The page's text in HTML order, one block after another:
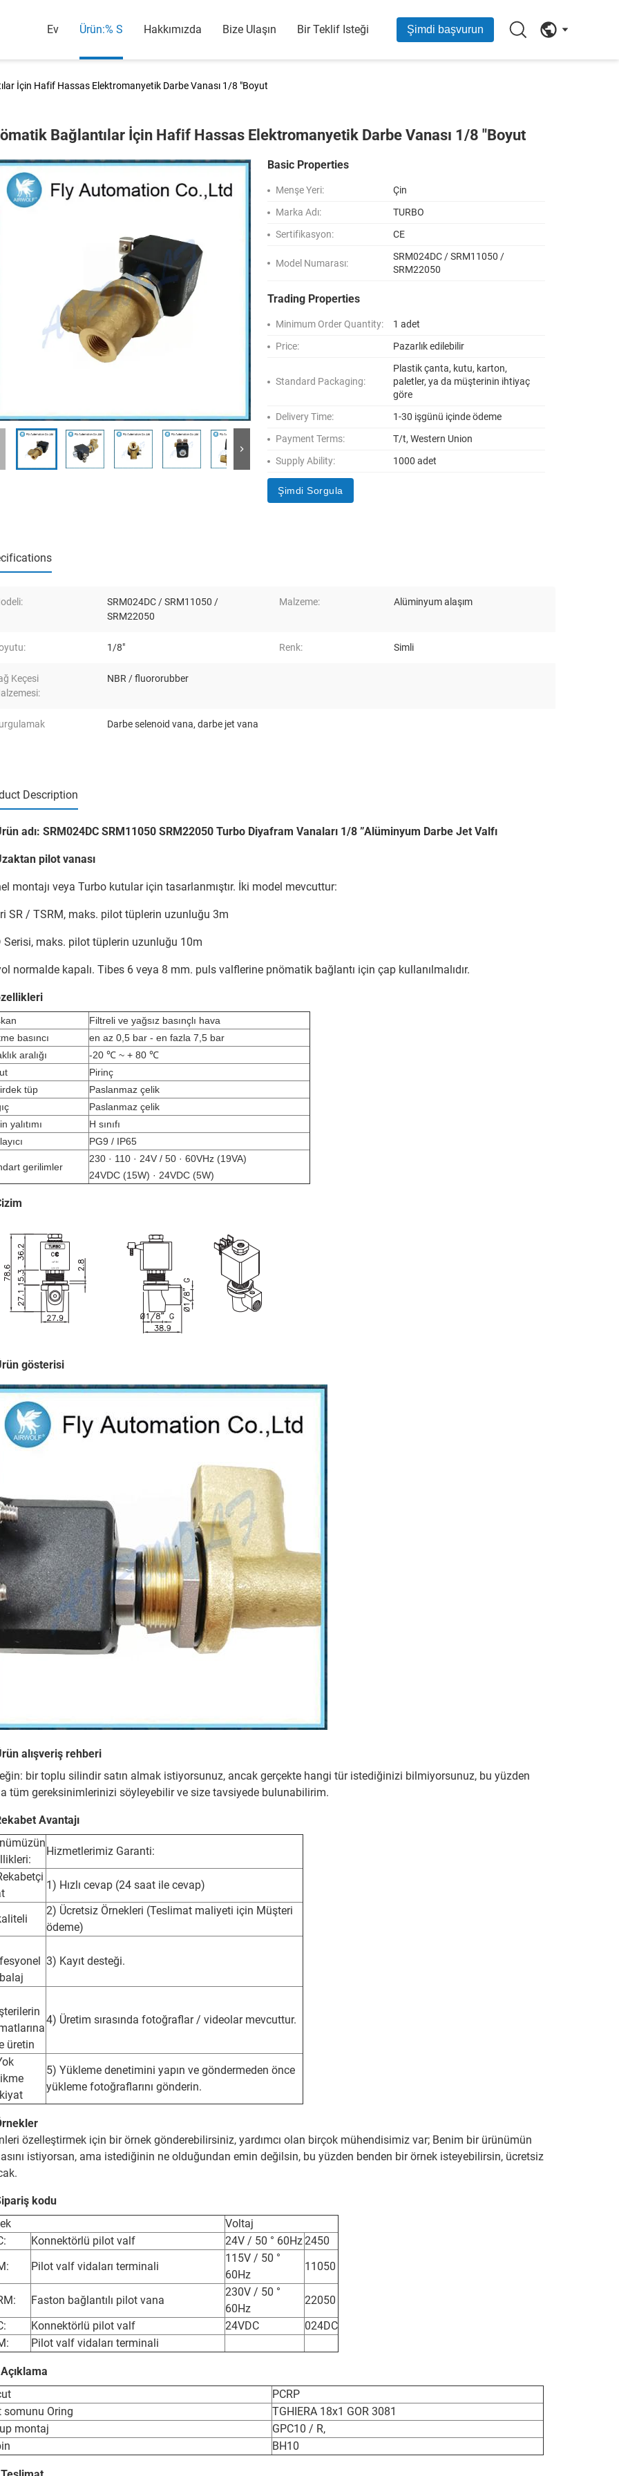
Ev Ürün:% S Hakkımızda Bize Ulaşın Bir Teklif Isteği Şimdi başvurun
İçin Hafif Hassas Elektromanyetik Darbe Vanası 1/8 "Boyut
Bağlantılar İçin Hafif Hassas Elektromanyetik Darbe Vanası 1/8 "Boyut
Basic Properties
Menşe Yeri:
Çin
Marka Adı:
TURBO
Sertifikasyon:
CE
Model Numarası:
SRM024DC / SRM11050 /
SRM22050
Trading Properties
Minimum Order Quantity:
1 adet
Price:
Pazarlık edilebilir
Standard Packaging:
Plastik çanta, kutu, karton,
paletler, ya da müşterinin ihtiyaç
göre
Delivery Time:
1-30 işgünü içinde ödeme
Payment Terms:
T/t, Western Union
Supply Ability:
1000 adet
Şimdi Sorgula
SRM024DC / SRM11050 /
SRM22050
Malzeme: Alüminyum alaşım
1/8" Renk: Simli
Keçesi
NBR / fluororubber
Darbe selenoid vana, darbe jet vana
Description
adı: SRM024DC SRM11050 SRM22050 Turbo Diyafram Vanaları 1/8 ”Alüminyum Darbe Jet Valfı
pilot vanası
montajı veya Turbo kutular için tasarlanmıştır. İki model mevcuttur:
SR / TSRM, maks. pilot tüplerin uzunluğu 3m
Serisi, maks. pilot tüplerin uzunluğu 10m
normalde kapalı. Tibes 6 veya 8 mm. puls valflerine pnömatik bağlantı için çap kullanılmalıdır.
Filtreli ve yağsız basınçlı hava
basıncı
en az 0,5 bar - en fazla 7,5 bar
aralığı
-20 ℃ ~ + 80 ℃
Pirinç
tüp
Paslanmaz çelik
Paslanmaz çelik
yalıtımı
H sınıfı
PG9 / IP65
gerilimler
230 · 110 · 24V / 50 · 60VHz (19VA)
24VDC (15W) · 24VDC (5W)
gösterisi
alışveriş rehberi
bir toplu silindir satın almak istiyorsunuz, ancak gerçekte hangi tür istediğinizi bilmiyorsunuz, bu yüzden
tüm gereksinimlerinizi söyleyebilir ve size tavsiyede bulunabilirim.
Avantajı
Hizmetlerimiz Garanti:
1) Hızlı cevap (24 saat ile cevap)
2) Ücretsiz Örnekleri (Teslimat maliyeti için Müşteri
ödeme)
3) Kayıt desteği.
üretin
4) Üretim sırasında fotoğraflar / videolar mevcuttur.
5) Yükleme denetimini yapın ve göndermeden önce
yükleme fotoğraflarını gönderin.
özelleştirmek için bir örnek gönderebilirsiniz, yardımcı olan birçok mühendisimiz var; Benim bir ürünümün
istiyorsan, ama istediğinin ne olduğundan emin değilsin, bu yüzden benden bir örnek isteyebilirsin, ücretsiz
kodu
Voltaj
Konnektörlü pilot valf 24V / 50 ° 60Hz2450
Pilot valf vidaları terminali
115V / 50 °
60Hz
11050
Faston bağlantılı pilot vana
230V / 50 °
60Hz
22050
Konnektörlü pilot valf 24VDC
024DC
Pilot valf vidaları terminali
PCRP
somunu Oring
TGHIERA 18x1 GOR 3081
montaj
GPC10 / R,
BH10